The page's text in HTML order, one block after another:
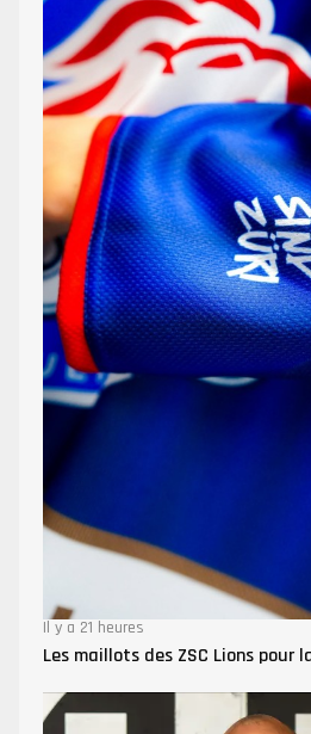
Il y a 21 heures
Les maillots des ZSC Lions pour